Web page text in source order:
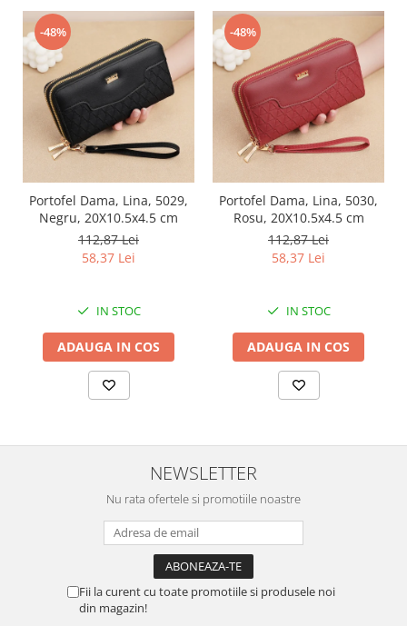
-48%
Portofel Dama, Lina, 5029,
Negru, 20X10.5x4.5 cm
112,87 Lei
58,37 Lei
IN STOC
ADAUGA IN COS
-48%
Portofel Dama, Lina, 5030,
Rosu, 20X10.5x4.5 cm
112,87 Lei
58,37 Lei
IN STOC
ADAUGA IN COS
NEWSLETTER
Nu rata ofertele si promotiile noastre
Fii la curent cu toate promotiile si produsele noi
din magazin!